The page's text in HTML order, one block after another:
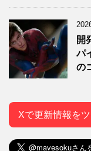
開
パ
の
Xで更新情報を